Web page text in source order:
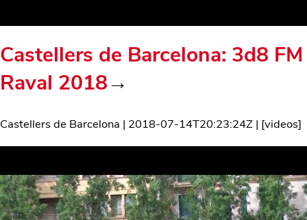
Castellers de Barcelona: 3d8 FM
Raval 2018→
Castellers de Barcelona | 2018-07-14T20:23:24Z | [videos]